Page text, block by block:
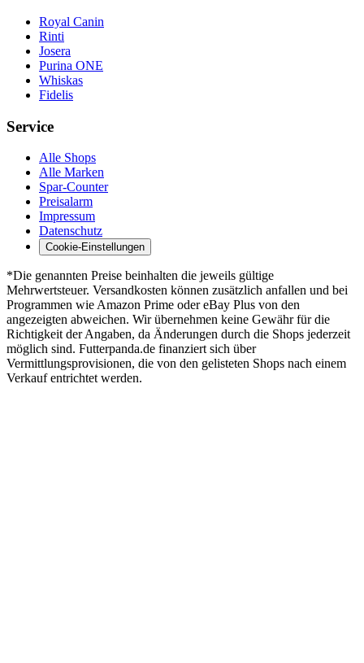
Royal Canin
Rinti
Josera
Purina ONE
Whiskas
Fidelis
Service
Alle Shops
Alle Marken
Spar-Counter
Preisalarm
Impressum
Datenschutz
Cookie-Einstellungen
*Die genannten Preise beinhalten die jeweils gültige
Mehrwertsteuer. Versandkosten können zusätzlich anfallen und bei
Programmen wie Amazon Prime oder eBay Plus von den
angezeigten abweichen. Wir übernehmen keine Gewähr für die
Richtigkeit der Angaben, da Änderungen durch die Shops jederzeit
möglich sind. Futterpanda.de finanziert sich über
Vermittlungsprovisionen, die von den gelisteten Shops nach einem
Verkauf entrichtet werden.